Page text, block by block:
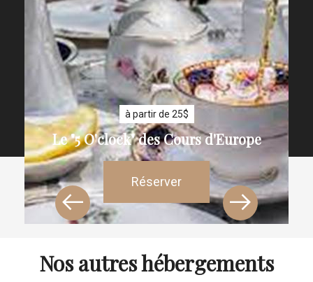
à partir de 25$
Le "5 O'clock" des Cours d'Europe
Réserver
Nos autres hébergements